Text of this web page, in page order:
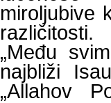
miroljubive
„Među
najbliži
„Allahov